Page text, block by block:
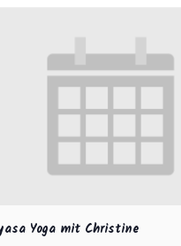
Yoga mit Christine